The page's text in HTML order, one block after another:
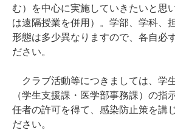
む）を中心に実施していきたいと思
は遠隔授業を併用）。学部、学科、
形態は多少異なりますので、各自必
ださい。
クラブ活動等につきましては、学
（学生支援課・医学部事務課）の指
任者の許可を得て、感染防止策を講
ださい。